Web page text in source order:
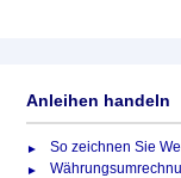
Anleihen handeln
So zeichnen Sie